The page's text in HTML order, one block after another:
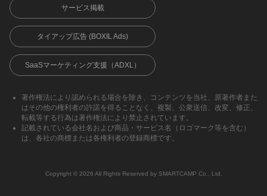
サービス掲載
タイアップ広告 (BOXIL Ads)
SaaSマーケティング支援（ADXL）
著作権法により認められる場合を除き、コンテンツを当社、原著作者また
はその他の権利者の許諾を得ることなく、複製、公衆送信、改変、修正、
転載等する行為は著作権法により禁止されています。
記載されている会社名および商品・サービス名（ロゴマーク等を含む）
は、各社の商標または各権利者の登録商標です。
Copyright ©︎ 2026 All Rights Reserved by SMARTCAMP Co., Ltd.